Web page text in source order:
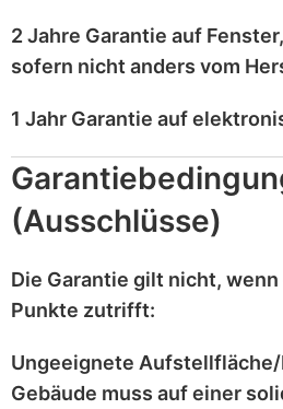
2 Jahre Garantie auf
sofern nicht anders vom
1 Jahr Garantie auf
(Ausschlüsse)
Die Garantie gilt nicht,
Punkte zutrifft:
Ungeeignete Aufstellfläche/
Gebäude muss auf einer